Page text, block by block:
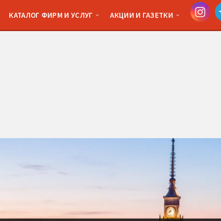
КАТАЛОГ ФИРМ И УСЛУГ АКЦИИ И ГАЗЕТКИ